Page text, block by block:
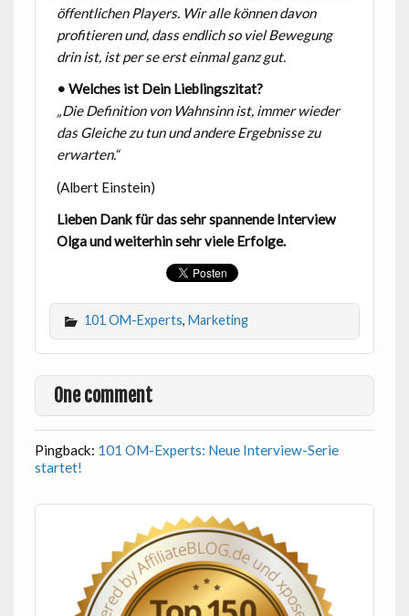
öffentlichen Players. Wir alle können davon
profitieren und, dass endlich so viel Bewegung
drin ist, ist per se erst einmal ganz gut.
• Welches ist Dein Lieblingszitat?
„Die Definition von Wahnsinn ist, immer wieder
das Gleiche zu tun und andere Ergebnisse zu
erwarten.“
(Albert Einstein)
Lieben Dank für das sehr spannende Interview
Olga und weiterhin sehr viele Erfolge.
101 OM-Experts, Marketing
One comment
Pingback: 101 OM-Experts: Neue Interview-Serie
startet!